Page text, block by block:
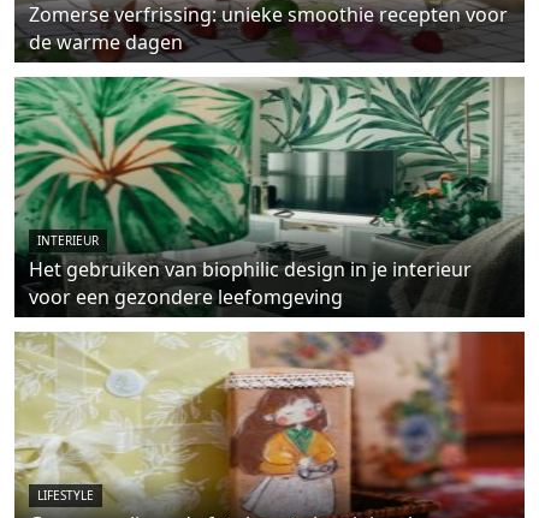
Zomerse verfrissing: unieke smoothie recepten voor
de warme dagen
INTERIEUR
Het gebruiken van biophilic design in je interieur
voor een gezondere leefomgeving
LIFESTYLE